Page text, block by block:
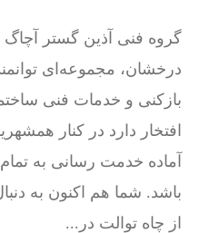
درخشان، مجموعه‌ای
بازکنی و خدمات فنی
افتخار دارد در کنار
آماده خدمت رسانی به
باشد. شما هم اکنون به
از چاه توالت در...